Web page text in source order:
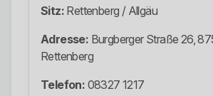
Sitz: Rettenberg / Allgäu
Adresse: Burgberger Straße 26,
Rettenberg
Telefon: 08327 1217